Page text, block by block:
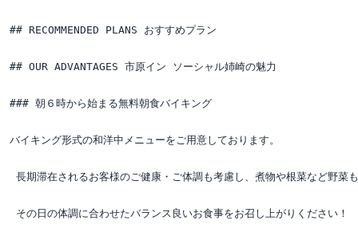
## RECOMMENDED PLANS おすすめプラン
## OUR ADVANTAGES 市原イン ソーシャル姉崎の魅力
### 朝６時から始まる無料朝食バイキング
バイキング形式の和洋中メニューをご用意しております。
長期滞在されるお客様のご健康・ご体調も考慮し、煮物や根菜など野菜
その日の体調に合わせたバランス良いお食事をお召し上がりください！